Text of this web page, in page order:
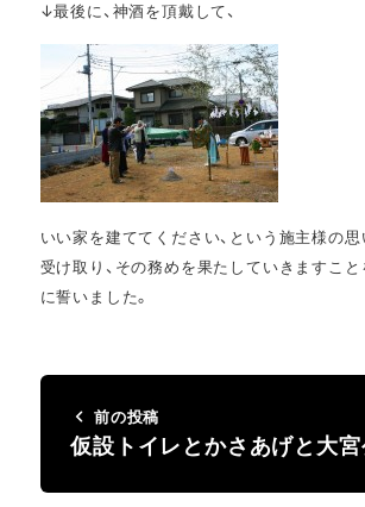
↓最後に、神酒を頂戴して、
いい家を建ててください、という施主様の
受け取り、その務めを果たしていきますこと
に誓いました。
前の投稿
仮設トイレとかさあげと大